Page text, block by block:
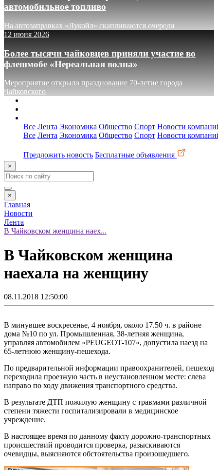
автомобильное топливо
На автозаправках «Лукойл» скапливаются очереди
12 июня 2026
Более тысячи чайковцев приняли участие во
флешмобе «Нереальная волна»
Мероприятие открыло празднование 70-летие города
Чайковского
Все Лента Экономика Общество Спорт Новости
Все Лента Экономика Общество Спорт Новости
Предложить новость Бесплатные объявления
×
×
Главная
Новости
Лента
В Чайковском женщина наех...
В Чайковском женщина
наехала на женщину
08.11.2018 12:50:00
В минувшее воскресенье, 4 ноября, около 17.50 ч. в районе
дома №10 по ул. Промышленная, 38-летняя женщина,
управляя автомобилем «PEUGEOT-107», допустила наезд на
65-летнюю женщину-пешехода.
По предварительной информации правоохранителей, пешеход
переходила проезжую часть в неустановленном месте: слева
направо по ходу движения транспортного средства.
В результате ДТП пожилую женщину с травмами различной
степени тяжести госпитализировали в медицинское
учреждение.
В настоящее время по данному факту дорожно-транспортных
происшествий проводится проверка, разыскиваются
очевидцы, выясняются обстоятельства произошедшего.